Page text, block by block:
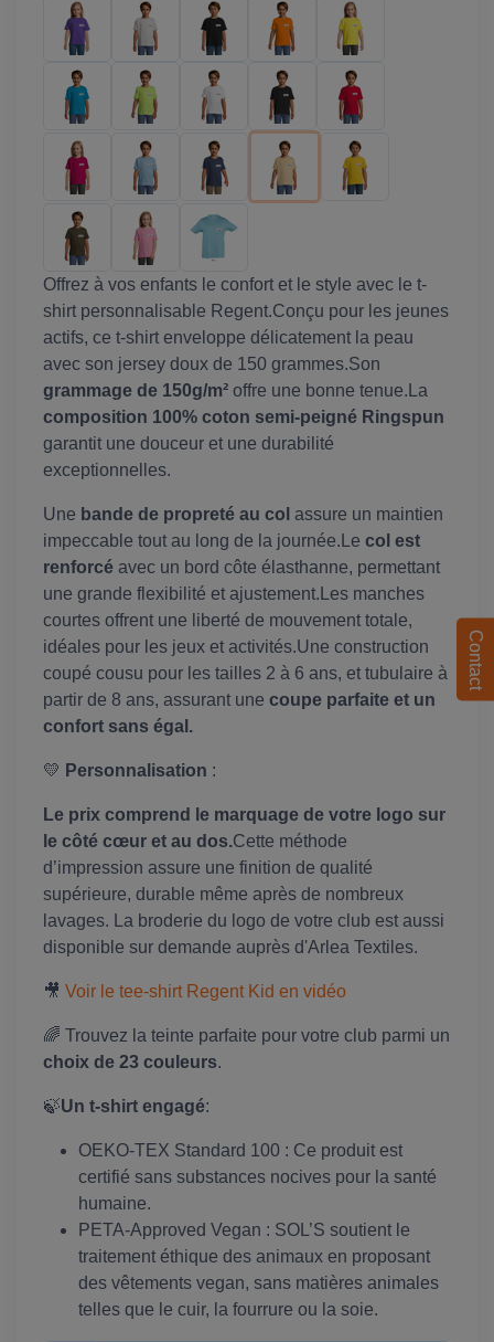
Offrez à vos enfants le confort et le style avec le t-
shirt personnalisable Regent.Conçu pour les jeunes
actifs, ce t-shirt enveloppe délicatement la peau
avec son jersey doux de 150 grammes.Son
grammage de 150g/m² offre une bonne tenue.La
composition 100% coton semi-peigné Ringspun
garantit une douceur et une durabilité
exceptionnelles.
Une bande de propreté au col assure un maintien
impeccable tout au long de la journée.Le col est
renforcé avec un bord côte élasthanne, permettant
une grande flexibilité et ajustement.Les manches
courtes offrent une liberté de mouvement totale,
idéales pour les jeux et activités.Une construction
coupé cousu pour les tailles 2 à 6 ans, et tubulaire à
partir de 8 ans, assurant une coupe parfaite et un
confort sans égal.
💛 Personnalisation :
Le prix comprend le marquage de votre logo sur
le côté cœur et au dos.Cette méthode
d’impression assure une finition de qualité
supérieure, durable même après de nombreux
lavages. La broderie du logo de votre club est aussi
disponible sur demande auprès d'Arlea Textiles.
🎥 Voir le tee-shirt Regent Kid en vidéo
🌈 Trouvez la teinte parfaite pour votre club parmi un
choix de 23 couleurs.
🍃Un t-shirt engagé:
OEKO-TEX Standard 100 : Ce produit est
certifié sans substances nocives pour la santé
humaine.
PETA-Approved Vegan : SOL’S soutient le
traitement éthique des animaux en proposant
des vêtements vegan, sans matières animales
telles que le cuir, la fourrure ou la soie.
Contact